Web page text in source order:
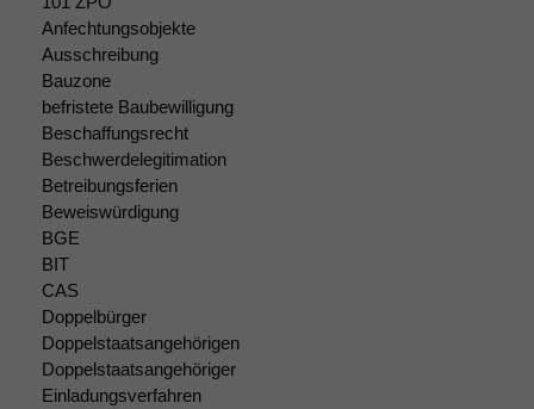
Anfechtungsobjekte
Ausschreibung
Bauzone
befristete Baubewilligung
Beschaffungsrecht
Beschwerdelegitimation
Betreibungsferien
Beweiswürdigung
BGE
BIT
CAS
Doppelbürger
Doppelstaatsangehörigen
Doppelstaatsangehöriger
Einladungsverfahren